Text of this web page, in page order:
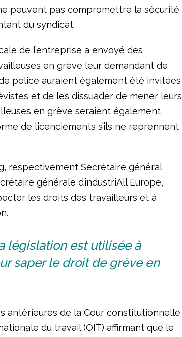
peuvent pas compromettre la sécurité
du syndicat.
de l’entreprise a envoyé des
en grève leur demandant de
police auraient également été invitées
et de les dissuader de mener leurs
en grève seraient également
de licenciements s’ils ne reprennent
respectivement Secrétaire général
générale d’industriAll Europe,
les droits des travailleurs et à
législation est utilisée à
saper le droit de grève en
antérieures de la Cour constitutionnelle
du travail (OIT) affirmant que le